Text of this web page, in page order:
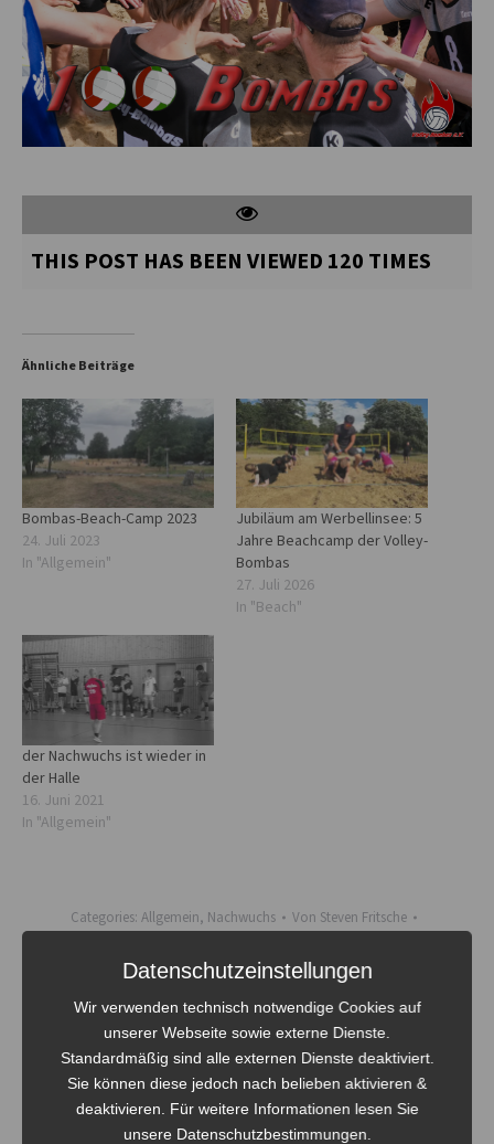
THIS POST HAS BEEN VIEWED 120 TIMES
Ähnliche Beiträge
Bombas-Beach-Camp 2023
24. Juli 2023
In "Allgemein"
Jubiläum am Werbellinsee: 5
Jahre Beachcamp der Volley-
Bombas
27. Juli 2026
In "Beach"
der Nachwuchs ist wieder in
der Halle
16. Juni 2021
In "Allgemein"
Categories: Allgemein, Nachwuchs Von Steven Fritsche
Schlagwörter:
2022 BAR Barnim Beach Volleyball
Brandenburg Eberswalde EWE Familie Freizeit Freunde
mannschaft Nachwuchs seezeit-Resort am Werbellinsee
Sparkasse Barnim Turnier Volley - Bombas e.V.
Datenschutzeinstellungen
Wir verwenden technisch notwendige Cookies auf
unserer Webseite sowie externe Dienste.
Standardmäßig sind alle externen Dienste deaktiviert.
Sie können diese jedoch nach belieben aktivieren &
deaktivieren. Für weitere Informationen lesen Sie
unsere Datenschutzbestimmungen.